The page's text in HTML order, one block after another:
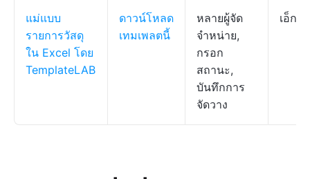
แม่แบบ
รายการวัสดุ
ใน Excel โดย
TemplateLAB
ดาวน์โหลด
เทมเพลตนี้
หลายผู้จัด
จำหน่าย,
กรอก
สถานะ,
บันทึกการ
จัดวาง
เอ็กเ